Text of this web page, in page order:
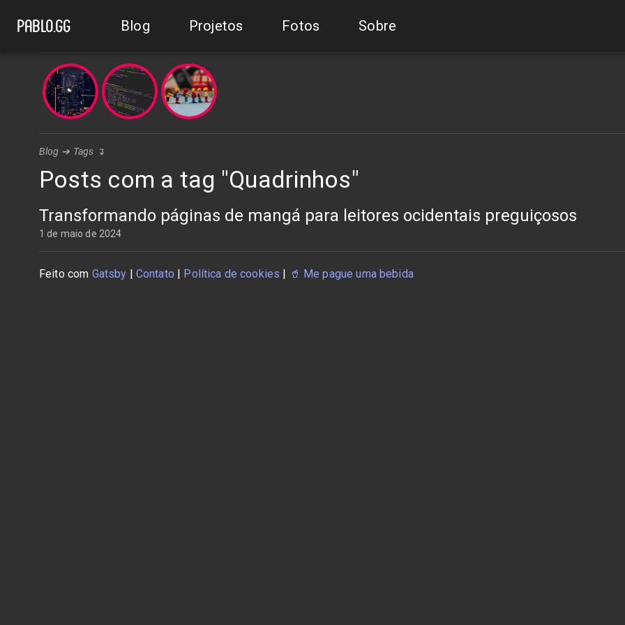
pablo.gg Blog Projetos Fotos Sobre
Blog ➔ Tags ↴
Posts com a tag "Quadrinhos"
Transformando páginas de mangá para leitores ocidentais preguiçosos
1 de maio de 2024
Feito com Gatsby | Contato | Política de cookies | 🥤 Me pague uma bebida